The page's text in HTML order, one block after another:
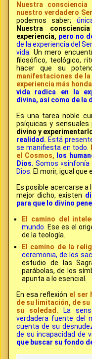
Nuestra
nuestro verdadero
podemos saber;
Nuestra
experiencia, pero no
de la experiencia del
vida.
Un mero
filosófico, teológico,
hacer que su
manifestaciones de
experiencia más
vida radica en la
divina, así como de la
Es una tarea noble
psíquicas y sensuales
divino y
realidad. Está
se manifiesta en todo.
el Cosmos,
los
Dios. Somos «sinfonía
Dios. El morir, igual que
Es posible acercarse
mejor dicho, existen
para que lo divino
El camino del
mundo.
Ese es el
de la teología.
El camino de la
ceremonia, de los
estudio de las
parábolas, de los
apunta a lo esencial.
En esa reflexión el ser
de su limitación, de
su soledad.
La
verdadera fuente del
cuenta de su
de su incapacidad de
que buscar su fondo